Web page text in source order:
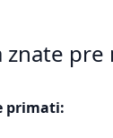
znate
primati: